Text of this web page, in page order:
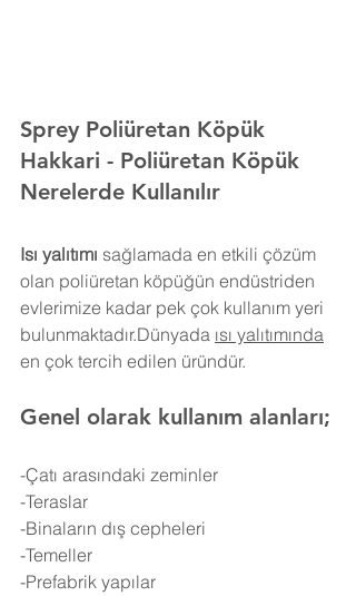
Sprey Poliüretan Köpük
Hakkari - Poliüretan Köpük
Nerelerde Kullanılır
Isı yalıtımı sağlamada en etkili çözüm
olan poliüretan köpüğün endüstriden
evlerimize kadar pek çok kullanım yeri
bulunmaktadır.Dünyada ısı yalıtımında
en çok tercih edilen üründür.
Genel olarak kullanım alanları;
-Çatı arasındaki zeminler
-Teraslar
-Binaların dış cepheleri
-Temeller
-Prefabrik yapılar